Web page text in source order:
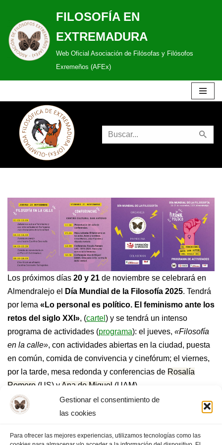
Gestionar el consentimiento de
las cookies
Para ofrecer las mejores experiencias, utilizamos tecnologías como las
Saltar
al
contenido
FILOSOFÍA EN
EXTREMADURA
Web Oficial Asociación de Filósofas y Filósofos
Exremeños (AFEx)
Los próximos días 20 y 21 de noviembre se celebrará en
Almendralejo el
Día Mundial de la Filosofía 2025. Tendrá
por lema «Lo personal es político. El feminismo ante los
retos del siglo XXI», (cartel ) y se tendrá un intenso
programa de actividades (programa): el jueves, «Filosofía
en la calle», con actividades abiertas en la ciudad, puesta
en común, comida de convivencia y cinefórum; el viernes,
por la tarde, mesa redonda y conferencias de Rosalía
Romero (US) yAna de Miguel (UAM).
Organiza la actividad la AFEX (Asociación de Filósofos
Badajoz y la colaboración del Ayuntamiento de